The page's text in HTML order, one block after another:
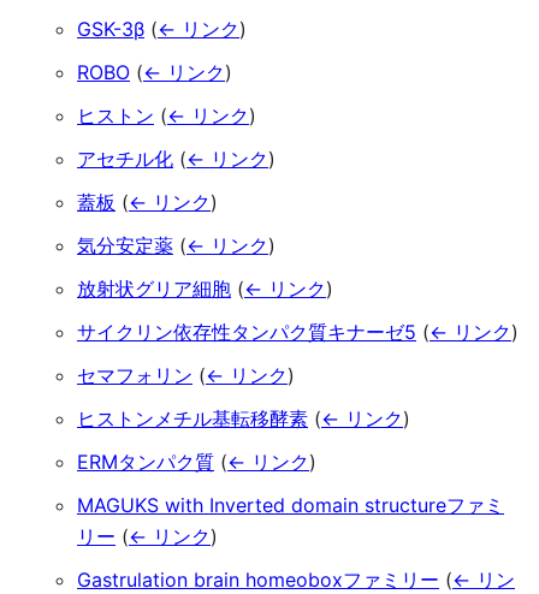
GSK-3β (← リンク)
ROBO (← リンク)
ヒストン (← リンク)
アセチル化 (← リンク)
蓋板 (← リンク)
気分安定薬 (← リンク)
放射状グリア細胞 (← リンク)
サイクリン依存性タンパク質キナーゼ5 (← リンク)
セマフォリン (← リンク)
ヒストンメチル基転移酵素 (← リンク)
ERMタンパク質 (← リンク)
MAGUKS with Inverted domain structureファミ
リー (← リンク)
Gastrulation brain homeoboxファミリー (← リン